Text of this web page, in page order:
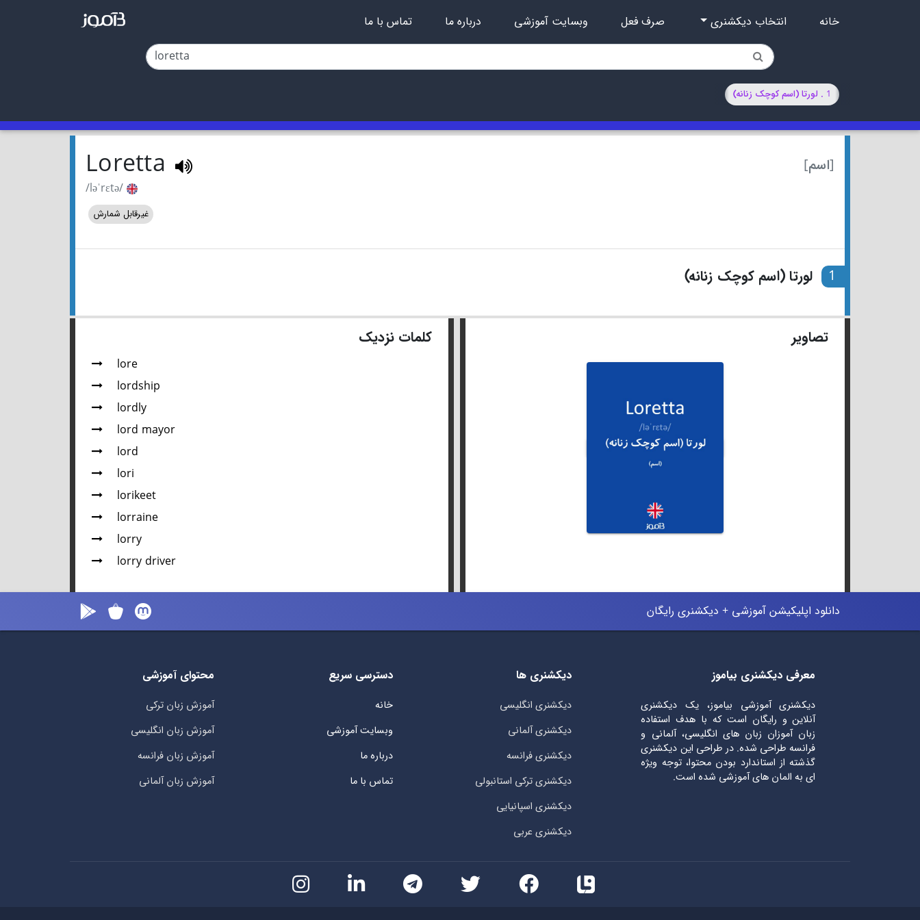
خانه انتخاب دیکشنری صرف فعل وبسایت آموزشی درباره ما تماس با ما
1 . لورتا (اسم کوچک زنانه)
[اسم] Loretta
/ləˈrɛtə/
غیرقابل شمارش
1 لورتا (اسم کوچک زنانه)
تصاویر کلمات نزدیک
lore
lordship
lordly
lord mayor
lord
lori
lorikeet
lorraine
lorry
lorry driver
دانلود اپلیکیشن آموزشی + دیکشنری رایگان
معرفی دیکشنری بیاموز
دیکشنری آموزشی بیاموز، یک دیکشنری
آنلاین و رایگان است که با هدف استفاده
زبان آموزان زبان های انگلیسی، آلمانی و
فرانسه طراحی شده. در طراحی این دیکشنری
گذشته از استاندارد بودن محتوا، توجه ویژه
ای به المان های آموزشی شده است.
دیکشنری ها
دیکشنری انگلیسی
دیکشنری آلمانی
دیکشنری فرانسه
دیکشنری ترکی استانبولی
دیکشنری اسپانیایی
دیکشنری عربی
دسترسی سریع
خانه
وبسایت آموزشی
درباره ما
تماس با ما
محتوای آموزشی
آموزش زبان ترکی
آموزش زبان انگلیسی
آموزش زبان فرانسه
آموزش زبان آلمانی